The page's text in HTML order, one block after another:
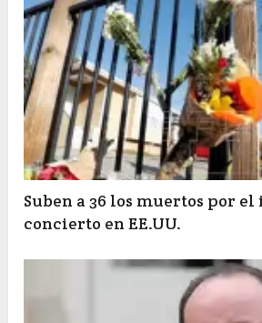
Suben a 36 los muertos por
concierto en EE.UU.